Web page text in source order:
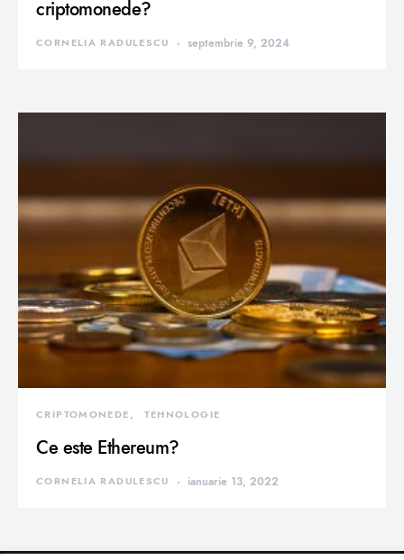
criptomonede?
CORNELIA RADULESCU septembrie 9, 2024
CRIPTOMONEDE TEHNOLOGIE
Ce este Ethereum?
CORNELIA RADULESCU ianuarie 13, 2022